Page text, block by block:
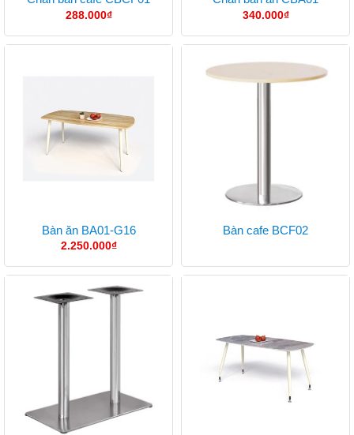
288.000₫ 340.000₫
Bàn ăn BA01-G16
2.250.000₫
Bàn cafe BCF02